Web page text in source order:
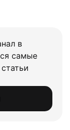
в
самые